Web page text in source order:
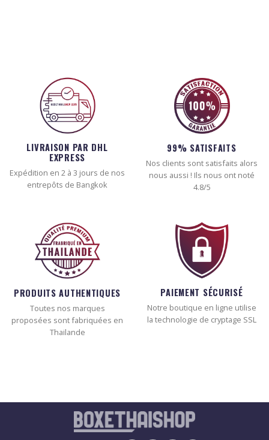
LIVRAISON PAR DHL
EXPRESS
Expédition en 2 à 3 jours de nos
entrepôts de Bangkok
99% SATISFAITS
Nos clients sont satisfaits alors
nous aussi ! Ils nous ont noté
4.8/5
PRODUITS AUTHENTIQUES
Toutes nos marques
proposées sont fabriquées en
Thailande
PAIEMENT SÉCURISÉ
Notre boutique en ligne utilise
la technologie de cryptage SSL